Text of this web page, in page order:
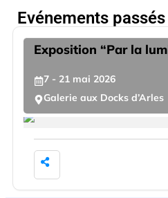
Evénements
Exposition “Par la
7 - 21 mai 2026
Galerie aux Docks d’Arles